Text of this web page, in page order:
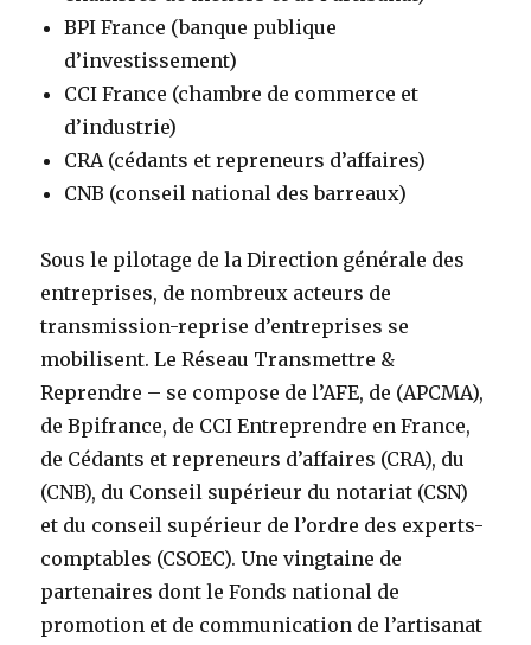
BPI France (banque publique
d’investissement)
CCI France (chambre de commerce et
d’industrie)
CRA (cédants et repreneurs d’affaires)
CNB (conseil national des barreaux)
Sous le pilotage de la Direction générale des
entreprises, de nombreux acteurs de
transmission-reprise d’entreprises se
mobilisent. Le Réseau Transmettre &
Reprendre – se compose de l’AFE, de (APCMA),
de Bpifrance, de CCI Entreprendre en France,
de Cédants et repreneurs d’affaires (CRA), du
(CNB), du Conseil supérieur du notariat (CSN)
et du conseil supérieur de l’ordre des experts-
comptables (CSOEC). Une vingtaine de
partenaires dont le Fonds national de
promotion et de communication de l’artisanat